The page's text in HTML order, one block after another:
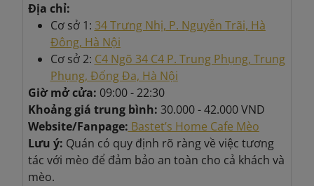
Địa chỉ:
Cơ sở 1: 34 Trưng Nhị, P. Nguyễn Trãi, Hà
Đông, Hà Nội
Cơ sở 2: C4 Ngõ 34 C4 P. Trung Phụng, Trung
Phụng, Đống Đa, Hà Nội
Giờ mở cửa: 09:00 - 22:30
Khoảng giá trung bình: 30.000 - 42.000 VND
Website/Fanpage: Bastet’s Home Cafe Mèo
Lưu ý: Quán có quy định rõ ràng về việc tương
tác với mèo để đảm bảo an toàn cho cả khách và
mèo.